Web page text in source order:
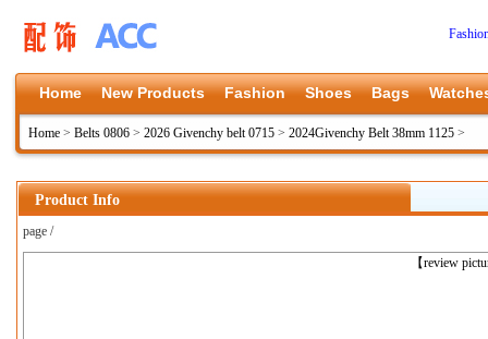
Home New Products Fashion Shoes Bags
Home > Belts 0806 > 2026 Givenchy belt 0715 > 2024Givenchy Belt 38mm 1125 >
Product Info
page /
【review
上一张